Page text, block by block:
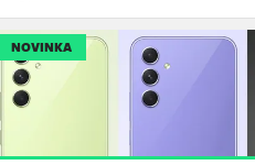
NOVINKA